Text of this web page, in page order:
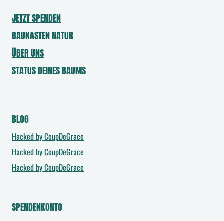
JETZT SPENDEN
BAUKASTEN NATUR
ÜBER UNS
STATUS DEINES BAUMS
BLOG
Hacked by CoupDeGrace
Hacked by CoupDeGrace
Hacked by CoupDeGrace
SPENDENKONTO